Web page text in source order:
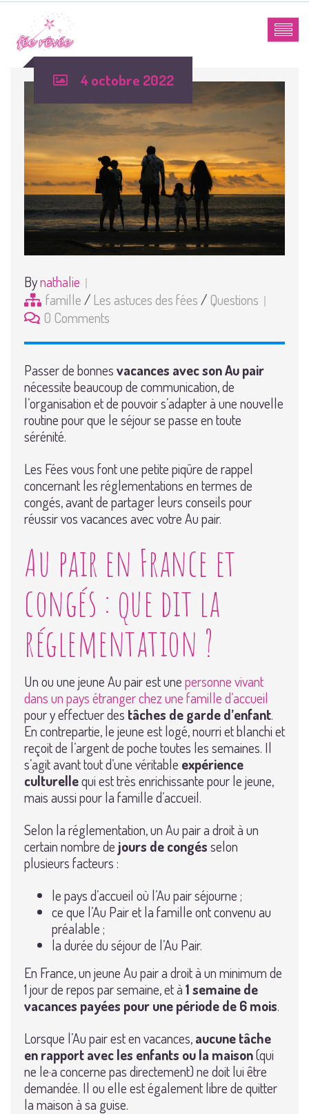
4 octobre 2022
Bynathalie
famille/ Les astuces des fées/ Questions
0 Comments
Passer de bonnesvacances avec son Au pair
nécessite beaucoup de communication, de
l’organisation et de pouvoir s’adapter à une nouvelle
routine pour que le séjour se passe en toute
sérénité.
Les Fées vous font une petite piqûre de rappel
concernant les réglementations en termes de
congés, avant de partager leurs conseils pour
réussir vos vacances avec votre Au pair.
Au pair en France et
congés : que dit la
réglementation ?
Un ou une jeune Au pair est unepersonne vivant
dans un pays étranger chez une famille d’accueil
pour y effectuer des tâches de garde d’enfant.
En contrepartie, le jeune est logé, nourri et blanchi et
reçoit de l’argent de poche toutes les semaines. Il
s’agit avant tout d’une véritable expérience
culturellequi est très enrichissante pour le jeune,
mais aussi pour la famille d’accueil.
Selon la réglementation, un Au pair a droit à un
certain nombre de jours de congésselon
plusieurs facteurs :
le pays d’accueil où l’Au pair séjourne ;
ce que l’Au Pair et la famille ont convenu au
préalable ;
la durée du séjour de l’Au Pair.
En France, un jeune Au pair a droit à un minimum de
1 jour de repos par semaine, et à1 semaine de
vacances payées pour une période de 6 mois.
Lorsque l’Au pair est en vacances,aucune tâche
en rapport avec les enfants ou la maison(qui
ne le·a concerne pas directement) ne doit lui être
demandée. Il ou elle est également libre de quitter
la maison à sa guise.